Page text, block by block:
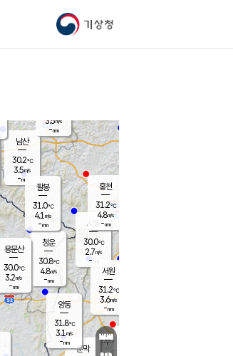
기상청
문막
남산
30.2℃
3.5m/s
-mm
청운
30.8℃
4.8m/s
-mm
팔봉
31.0℃
4.1 m/s
-mm
양동
31.8℃
3.1m/s
-mm
시동
30.0℃
2.7m/s
- mm
서원
31.2℃
3.6m/s
-mm
용문산
30.0℃
3.2m/s
-mm
홍천
31.2℃
4.8m/s
-mm
3.5m/s
-mm